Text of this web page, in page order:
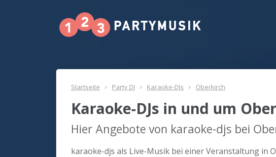
Startseite Party DJ Karaoke-DJs Oberkirch
Karaoke-DJs in und um
Hier Angebote von karaoke-djs bei
karaoke-djs als Live-Musik bei einer Veranstaltung in